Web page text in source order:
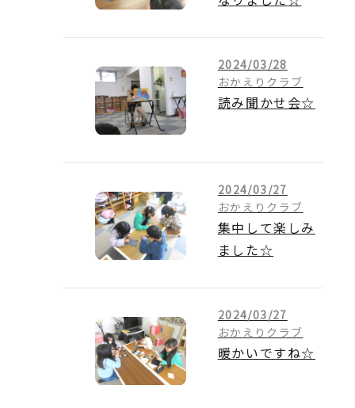
2024/03/28
おかえりクラブ
読み聞かせ会☆
2024/03/27
おかえりクラブ
集中して楽しみ
ました☆
2024/03/27
おかえりクラブ
暖かいですね☆